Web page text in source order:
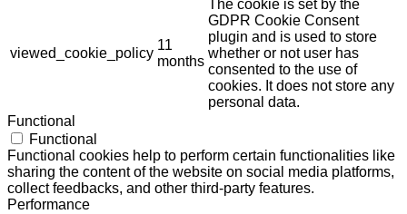
viewed_cookie_policy
11
months
The cookie is set by the
GDPR Cookie Consent
plugin and is used to store
whether or not user has
consented to the use of
cookies. It does not store any
personal data.
Functional
Functional
Functional cookies help to perform certain functionalities like
sharing the content of the website on social media platforms,
collect feedbacks, and other third-party features.
Performance